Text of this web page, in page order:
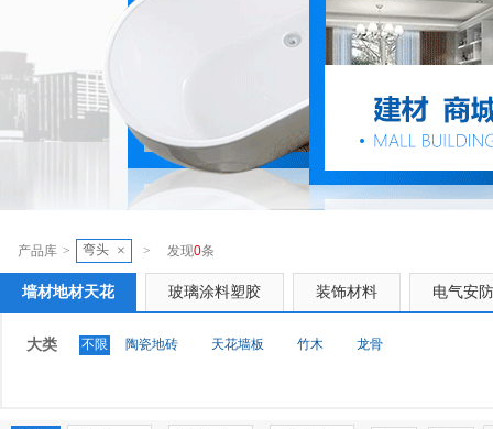
产品库 > 弯头 × > 发现0条
墙材地材天花 玻璃涂料塑胶 装饰材料 电气安
大类 不限 陶瓷地砖 天花墙板 竹木 龙骨